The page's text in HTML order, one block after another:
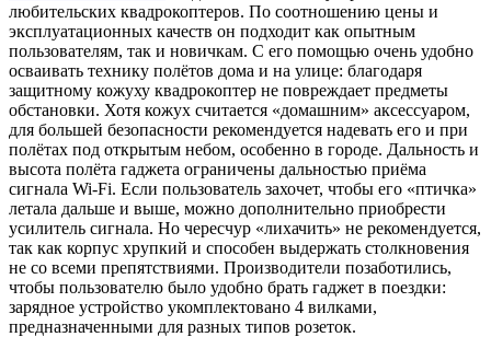
любительских квадрокоптеров. По соотношению цены и
эксплуатационных качеств он подходит как опытным
пользователям, так и новичкам. С его помощью очень удобно
осваивать технику полётов дома и на улице: благодаря
защитному кожуху квадрокоптер не повреждает предметы
обстановки. Хотя кожух считается «домашним» аксессуаром,
для большей безопасности рекомендуется надевать его и при
полётах под открытым небом, особенно в городе. Дальность и
высота полёта гаджета ограничены дальностью приёма
сигнала Wi-Fi. Если пользователь захочет, чтобы его «птичка»
летала дальше и выше, можно дополнительно приобрести
усилитель сигнала. Но чересчур «лихачить» не рекомендуется,
так как корпус хрупкий и способен выдержать столкновения
не со всеми препятствиями. Производители позаботились,
чтобы пользователю было удобно брать гаджет в поездки:
зарядное устройство укомплектовано 4 вилками,
предназначенными для разных типов розеток.